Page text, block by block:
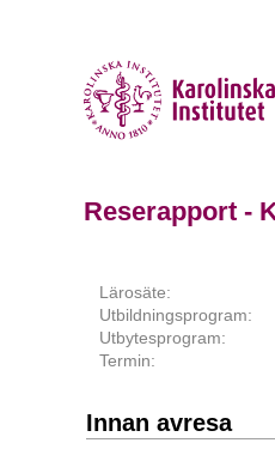
Reserapport -
Lärosäte:
Utbildningsprogram:
Utbytesprogram:
Termin:
Innan avresa